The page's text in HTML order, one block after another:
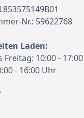
Nr.: 59622768
Laden:
Freitag: 10:00 -
- 16:00 Uhr